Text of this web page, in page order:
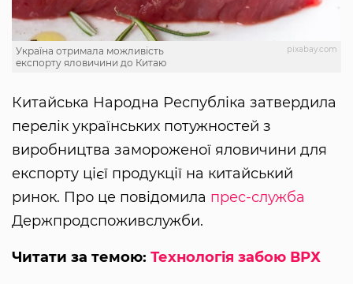
pixabay.com
Україна отримала можливість
експорту яловичини до Китаю
Китайська Народна Республіка затвердила
перелік українських потужностей з
виробництва замороженої яловичини для
експорту цієї продукції на китайський
ринок. Про це повідомила прес-служба
Держпродспоживслужби.
Читати за темою: Технологія забою ВРХ